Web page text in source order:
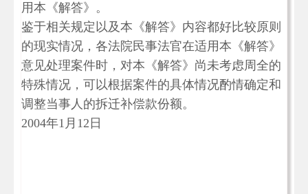
用本《解答》。
鉴于相关规定以及本《解答》内容都好比较原则
的现实情况，各法院民事法官在适用本《解答》
意见处理案件时，对本《解答》尚未考虑周全的
特殊情况，可以根据案件的具体情况酌情确定和
调整当事人的拆迁补偿款份额。
2004年1月12日